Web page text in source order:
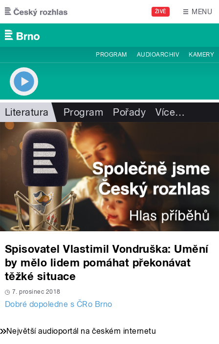
Přejít k hlavnímu obsahu
ŽIVĚ MENU
PROGRAM AUDIOARCHIV KAMERY
Literatura Program Pořady Více…
Spisovatel Vlastimil Vondruška: Umění
by mělo lidem pomáhat překonávat
těžké situace
7. prosinec 2018
Dobré dopoledne s ČRo Brno
Největší audioportál na českém internetu